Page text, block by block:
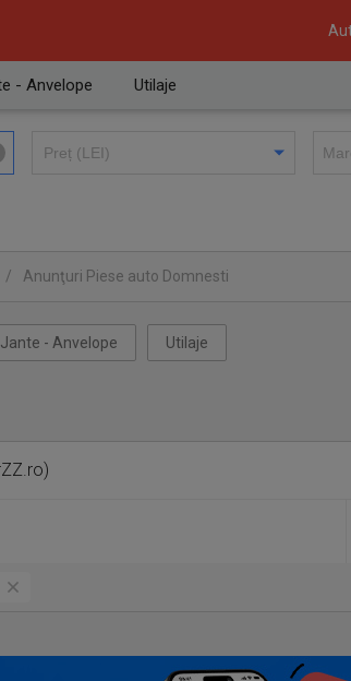
- Anvelope Utilaje
/ Anunţuri Piese auto Domnesti
Jante - Anvelope Utilaje